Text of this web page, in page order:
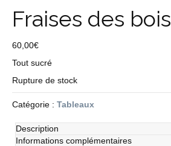
Fraises des bois
60,00€
Tout sucré
Rupture de stock
Catégorie : Tableaux
Description
Informations complémentaires